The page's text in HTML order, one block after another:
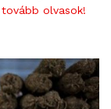
olvasok!